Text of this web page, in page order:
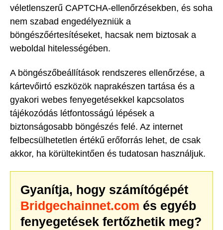
véletlenszerű CAPTCHA-ellenőrzésekben, és soha
nem szabad engedélyezniük a
böngészőértesítéseket, hacsak nem biztosak a
weboldal hitelességében.
A böngészőbeállítások rendszeres ellenőrzése, a
kártevőirtó eszközök naprakészen tartása és a
gyakori webes fenyegetésekkel kapcsolatos
tájékozódás létfontosságú lépések a
biztonságosabb böngészés felé. Az internet
felbecsülhetetlen értékű erőforrás lehet, de csak
akkor, ha körültekintően és tudatosan használjuk.
Gyanítja, hogy számítógépét
Bridgechainnet.com és egyéb
fenyegetések fertőzhetik meg?